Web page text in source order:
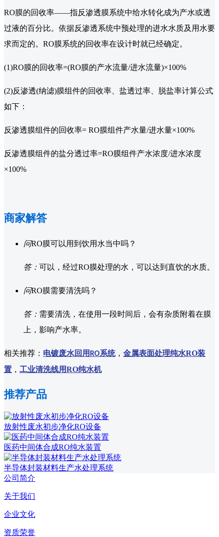
RO膜的回收率——指反渗透膜系统中给水转化成为产水或透
过液的百分比。依据反渗透系统中预处理的进水水质及用水要
求而定的。RO膜系统的回收率在设计时就已经确定。
(1)RO膜的回收率=(RO膜的产水流量/进水流量)×100%
(2)反渗透(纳滤)膜组件的回收率、盐透过率、脱盐率计算公式
如下：
反渗透膜组件的回收率= RO膜组件产水量/进水量×100%
反渗透膜组件的盐分透过率=RO膜组件产水浓度/进水浓度
×100%
商家解答
问RO膜可以用到饮用水当中吗？
答： 可以，经过RO膜处理的水，可以达到直饮的水质。
问RO膜需要清洗吗？
答： 需要清洗，在使用一段时间后，会有杂质附着在膜
上，影响产水率。
相关推荐： 电镀废水回用 RO系统， 金属表面处理纯水RO装
置 ， 工业清洗线用RO纯水机
推荐产品
放射性废水初步净化RO设备
医药中间体合成RO纯水装置
半导体封装材料生产水处理系统
公司简介
关于我们
企业文化
资质荣誉